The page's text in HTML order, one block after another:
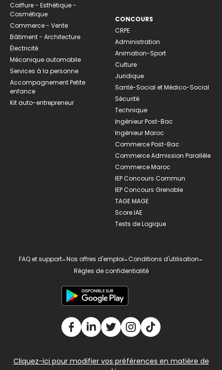
Coiffure - Esthétique -
Cosmétique
Commerce - Vente
Bâtiment - Architecture
Électricité
Mécanique automobile
Services à la personne
Accompagnement Petite
enfance
Kit auto-entrepreneur
CONCOURS
CRPE
Administration
Animation-Sport
Culture
Juridique
Santé-Social et Médico-Social
Sécurité
Technique
Ingénieur Post-Bac
Ingénieur Maroc
Commerce Post-Bac
Commerce Admission Parallèle
Commerce Maroc
IEP Concours Commun
IEP Concours Grenoble
TAGE MAGE
Score IAE
Tests de Logique
FAQ et support-Nos offres d'emploi-Conditions d'utilisation-
Règles de confidentialité
Cliquez-ici pour modifier vos préférences en matière de